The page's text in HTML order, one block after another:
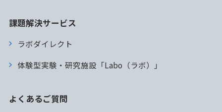
課題解決サービス
ラボダイレクト
体験型実験・研究施設「Labo（ラボ）」
よくあるご質問